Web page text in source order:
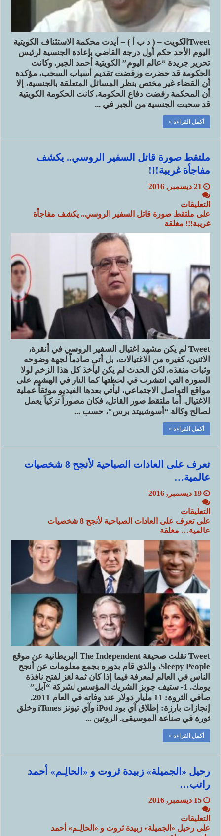
Tweetالكويت – ( د ب أ ) – أيدت محكمة الاستئناف الكويتية
اليوم الأحد حكم أول درجة القاضي بإعادة الجنسية لرئيس
تحرير جريدة “عالم اليوم” الكويتية أحمد الجبر. وكانت
الحكومة قد حضرت ورفضت تقديم أسباب السحب، مؤكدة
أن القضاء غير مختص بنظر المسائل المتعلقة بالجنسية، إلا
أن المحكمة رفضت دفاع الحكومة. كانت الحكومة الكويتية
قد سحبت الجنسية من الجبر في ...
أكمل القراءة »
ملتقط صورة قاتل السفير الروسي.. يكشف
مفاجأة غريبة!!!
21 ديسمبر, 2016
التعليقات
على ملتقط صورة قاتل السفير الروسي.. يكشف مفاجأة
غريبة!!! مغلقة
Tweet لم يكن مشهد اغتيال السفير الروسي في أنقرة،
الاثنين، كغيره من الاغتيالات، بل أتى صادماً لجهة وضوحه
وثبات منفذه. لكن الحدث لم يكن ليأخذ كل هذا الزخم لولا
الصورة التي انتشرت في لحظتها كما النار في الهشيم على
مواقع التواصل الاجتماعي، ليأتي بعدها الفيديو موثقاً عملية
الاغتيال. أما ملتقط صور القاتل، فكان مصوراً تركياً يعمل
لصالح وكالة “أسوشييتد برس″، حسب ...
أكمل القراءة »
تعرف على العادات الصباحية لأنجح 8 شخصيات
عالمية…
19 ديسمبر, 2016
التعليقات
على تعرف على العادات الصباحية لأنجح 8 شخصيات
عالمية… مغلقة
Tweet نقلت صحيفة The Independent البريطانية عن موقع
Sleepy People، والذي قام بدوره بجمع معلومات عن أنجح
الناس في العالم لمعرفة فيما إذا كان ثمة لغز لفتح نافذة
يومك. 1- ستيف جوبز الشريك المؤسس لشركة “آبل”
صافي الثروة: 11 مليار دولار عند وفاته في العام 2011.
إنجازات بارزة: إطلاق آي بود iPod وآي تيونز iTunes وخلق
ثورة في صناعة الموسيقى. الروتين ...
أكمل القراءة »
رحيل «الجميلة» زبيدة ثروت و «الحالِـم» أحمد
راتب…
15 ديسمبر, 2016
التعليقات
على رحيل «الجميلة» زبيدة ثروت و «الحالِـم» أحمد